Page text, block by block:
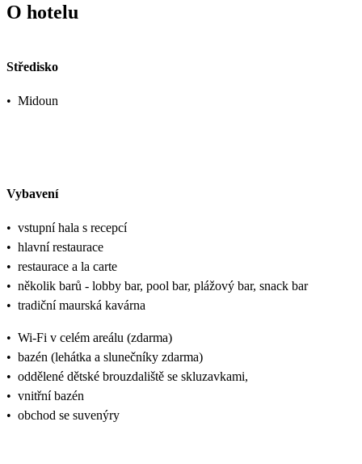
O hotelu
Středisko
• Midoun
Vybavení
• vstupní hala s recepcí
• hlavní restaurace
• restaurace a la carte
• několik barů - lobby bar, pool bar, plážový bar, snack bar
• tradiční maurská kavárna
• Wi-Fi v celém areálu (zdarma)
• bazén (lehátka a slunečníky zdarma)
• oddělené dětské brouzdaliště se skluzavkami,
• vnitřní bazén
• obchod se suvenýry